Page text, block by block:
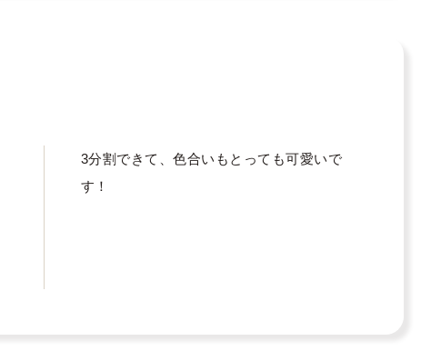
3分割できて、色合いもとっても可愛いで
す！